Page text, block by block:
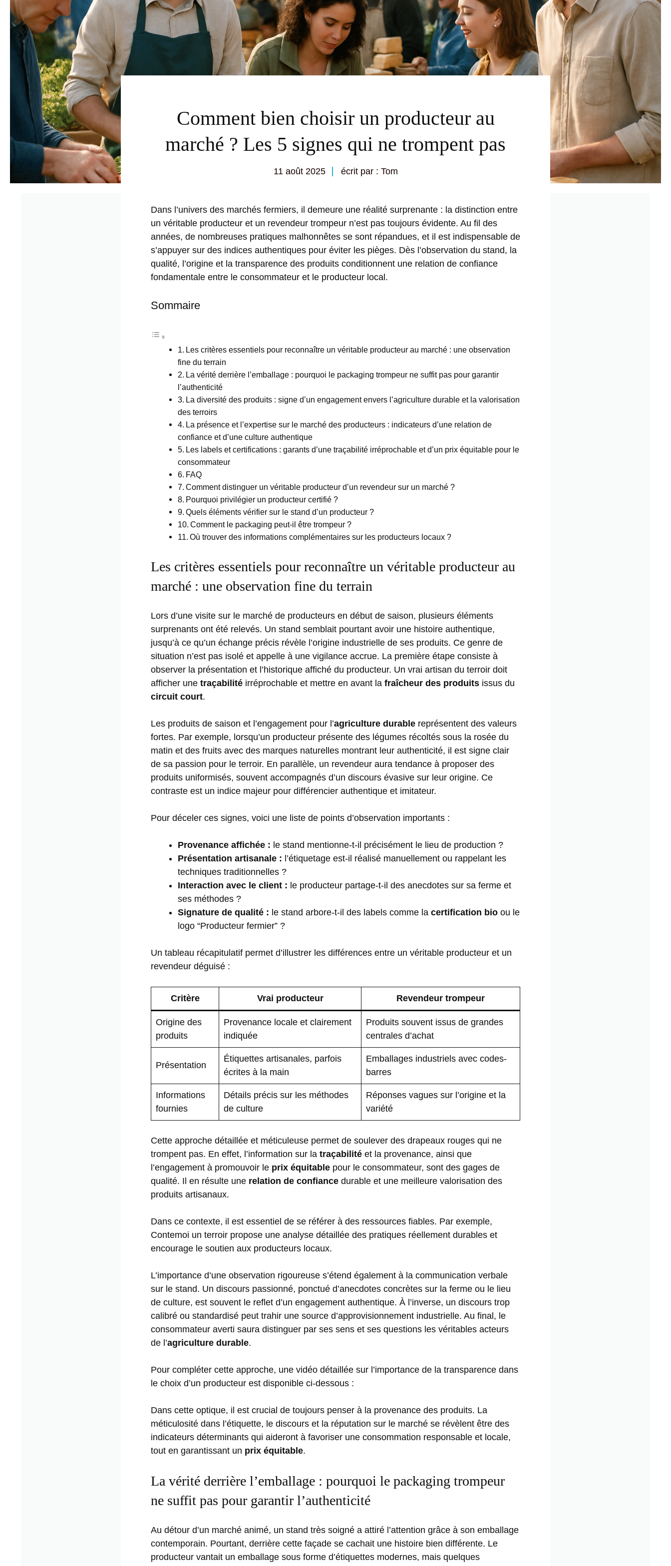
Comment bien choisir un producteur au
marché ? Les 5 signes qui ne trompent pas
11 août 2025 écrit par : Tom
Dans l’univers des marchés fermiers, il demeure une réalité surprenante : la distinction entre
un véritable producteur et un revendeur trompeur n’est pas toujours évidente. Au fil des
années, de nombreuses pratiques malhonnêtes se sont répandues, et il est indispensable de
s’appuyer sur des indices authentiques pour éviter les pièges. Dès l’observation du stand, la
qualité, l’origine et la transparence des produits conditionnent une relation de confiance
fondamentale entre le consommateur et le producteur local.
Sommaire
Les critères essentiels pour reconnaître un véritable producteur au marché : une observation
fine du terrain
La vérité derrière l’emballage : pourquoi le packaging trompeur ne suffit pas pour garantir
l’authenticité
La diversité des produits : signe d’un engagement envers l’agriculture durable et la valorisation
des terroirs
La présence et l’expertise sur le marché des producteurs : indicateurs d’une relation de
confiance et d’une culture authentique
Les labels et certifications : garants d’une traçabilité irréprochable et d’un prix équitable pour le
consommateur
FAQ
Comment distinguer un véritable producteur d’un revendeur sur un marché ?
Pourquoi privilégier un producteur certifié ?
Quels éléments vérifier sur le stand d’un producteur ?
Comment le packaging peut-il être trompeur ?
Où trouver des informations complémentaires sur les producteurs locaux ?
Les critères essentiels pour reconnaître un véritable producteur au
marché : une observation fine du terrain
Lors d’une visite sur le marché de producteurs en début de saison, plusieurs éléments
surprenants ont été relevés. Un stand semblait pourtant avoir une histoire authentique,
jusqu’à ce qu’un échange précis révèle l’origine industrielle de ses produits. Ce genre de
situation n’est pas isolé et appelle à une vigilance accrue. La première étape consiste à
observer la présentation et l’historique affiché du producteur. Un vrai artisan du terroir doit
afficher une traçabilité irréprochable et mettre en avant la fraîcheur des produits issus du
circuit court.
Les produits de saison et l’engagement pour l’agriculture durable représentent des valeurs
fortes. Par exemple, lorsqu’un producteur présente des légumes récoltés sous la rosée du
matin et des fruits avec des marques naturelles montrant leur authenticité, il est signe clair
de sa passion pour le terroir. En parallèle, un revendeur aura tendance à proposer des
produits uniformisés, souvent accompagnés d’un discours évasive sur leur origine. Ce
contraste est un indice majeur pour différencier authentique et imitateur.
Pour déceler ces signes, voici une liste de points d’observation importants :
Provenance affichée : le stand mentionne-t-il précisément le lieu de production ?
Présentation artisanale : l’étiquetage est-il réalisé manuellement ou rappelant les
techniques traditionnelles ?
Interaction avec le client : le producteur partage-t-il des anecdotes sur sa ferme et
ses méthodes ?
Signature de qualité : le stand arbore-t-il des labels comme la certification bio ou le
logo “Producteur fermier” ?
Un tableau récapitulatif permet d’illustrer les différences entre un véritable producteur et un
revendeur déguisé :
Critère Vrai producteur Revendeur trompeur
Origine des
produits
Provenance locale et clairement
indiquée
Produits souvent issus de grandes
centrales d’achat
Présentation
Étiquettes artisanales, parfois
écrites à la main
Emballages industriels avec codes-
barres
Informations
fournies
Détails précis sur les méthodes
de culture
Réponses vagues sur l’origine et la
variété
Cette approche détaillée et méticuleuse permet de soulever des drapeaux rouges qui ne
trompent pas. En effet, l’information sur la traçabilité et la provenance, ainsi que
l’engagement à promouvoir le prix équitable pour le consommateur, sont des gages de
qualité. Il en résulte une relation de confiance durable et une meilleure valorisation des
produits artisanaux.
Dans ce contexte, il est essentiel de se référer à des ressources fiables. Par exemple,
Contemoi un terroir propose une analyse détaillée des pratiques réellement durables et
encourage le soutien aux producteurs locaux.
L’importance d’une observation rigoureuse s’étend également à la communication verbale
sur le stand. Un discours passionné, ponctué d’anecdotes concrètes sur la ferme ou le lieu
de culture, est souvent le reflet d’un engagement authentique. À l’inverse, un discours trop
calibré ou standardisé peut trahir une source d’approvisionnement industrielle. Au final, le
consommateur averti saura distinguer par ses sens et ses questions les véritables acteurs
de l’agriculture durable.
Pour compléter cette approche, une vidéo détaillée sur l’importance de la transparence dans
le choix d’un producteur est disponible ci-dessous :
Dans cette optique, il est crucial de toujours penser à la provenance des produits. La
méticulosité dans l’étiquette, le discours et la réputation sur le marché se révèlent être des
indicateurs déterminants qui aideront à favoriser une consommation responsable et locale,
tout en garantissant un prix équitable.
La vérité derrière l’emballage : pourquoi le packaging trompeur
ne suffit pas pour garantir l’authenticité
Au détour d’un marché animé, un stand très soigné a attiré l’attention grâce à son emballage
contemporain. Pourtant, derrière cette façade se cachait une histoire bien différente. Le
producteur vantait un emballage sous forme d’étiquettes modernes, mais quelques